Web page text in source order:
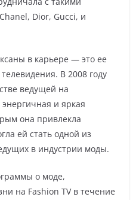
Dior, Gucci, и
в карьере — это ее
В 2008 году
ведущей на
энергичная и яркая
она привлекла
ей стать одной из
в индустрии моды.
о моде,
на Fashion TV в течение